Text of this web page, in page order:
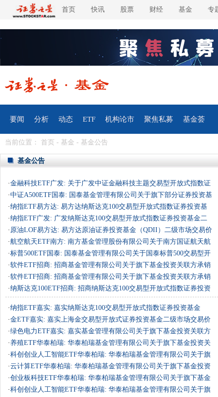
首页 快讯 股票 财经 基金 专
要闻 分析 动态 ETF 机构论市 聚焦私募 基金荟
当前位置： 首页 - 基金 - 基金公告
基金公告
·金融科技ETF广发: 关于广发中证金融科技主题交易型开放式指数证
券投资基……
·中证A500ETF国泰: 国泰基金管理有限公司关于旗下部分证券投资基
金投资关……
·纳指ETF易方达: 易方达纳斯达克100交易型开放式指数证券投资基
金（QDII）……
·纳指ETF广发: 广发纳斯达克100交易型开放式指数证券投资基金二
级市场交易……
· 原油LOF易方达: 易方达原油证券投资基金（QDII）二级市场交易价
格溢价风……
·航空航天ETF南方: 南方基金管理股份有限公司关于南方国证航天航
空行业交……
·标普500ETF国泰: 国泰基金管理有限公司关于国泰标普500交易型开
放式指数……
·软件ETF招商: 招商基金管理有限公司关于旗下基金投资关联方承销
证券的公……
·软件ETF招商: 招商基金管理有限公司关于旗下基金投资关联方承销
证券的公……
·纳斯达克100ETF招商: 招商纳斯达克100交易型开放式指数证券投资
·纳指ETF嘉实: 嘉实纳斯达克100交易型开放式指数证券投资基金
（QDII）二级……
·金ETF嘉实: 嘉实上海金交易型开放式证券投资基金二级市场交易价
格溢价风……
·绿色电力ETF嘉实: 嘉实基金管理有限公司关于旗下基金投资关联方
承销证券……
· 养殖ETF华泰柏瑞: 华泰柏瑞基金管理有限公司关于旗下基金投资关
联方承销……
·科创创业人工智能ETF华泰柏瑞: 华泰柏瑞基金管理有限公司关于旗
下基金投……
·云计算ETF华泰柏瑞: 华泰柏瑞基金管理有限公司关于旗下基金投资
关联方承……
·创业板科技ETF华泰柏瑞: 华泰柏瑞基金管理有限公司关于旗下基金
投资关联……
·科创创业人工智能ETF华泰柏瑞: 华泰柏瑞基金管理有限公司关于旗